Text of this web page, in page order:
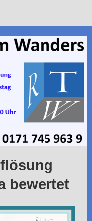
bewertet